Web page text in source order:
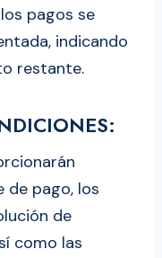
pagos se
indicando
restante.
de pago, los
de
como las